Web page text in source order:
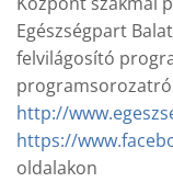
Egészségpart
felvilágosító
http://
https://
oldalakon